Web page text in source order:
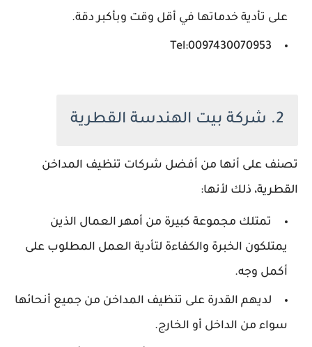
على تأدية خدماتها في أقل وقت وبأكبر دقة.
Tel:0097430070953
2. شركة بيت الهندسة القطرية
تصنف على أنها من أفضل شركات تنظيف المداخن
القطرية، ذلك لأنها:
تمتلك مجموعة كبيرة من أمهر العمال الذين
يمتلكون الخبرة والكفاءة لتأدية العمل المطلوب على
أكمل وجه.
لديهم القدرة على تنظيف المداخن من جميع أنحائها
سواء من الداخل أو الخارج.